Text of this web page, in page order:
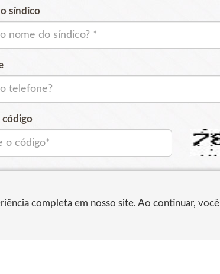
síndico
código
completa em nosso site. Ao continuar, você